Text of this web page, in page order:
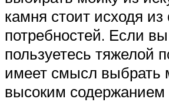
камня стоит исходя из
потребностей. Если
пользуетесь тяжелой
имеет смысл выбрать
высоким